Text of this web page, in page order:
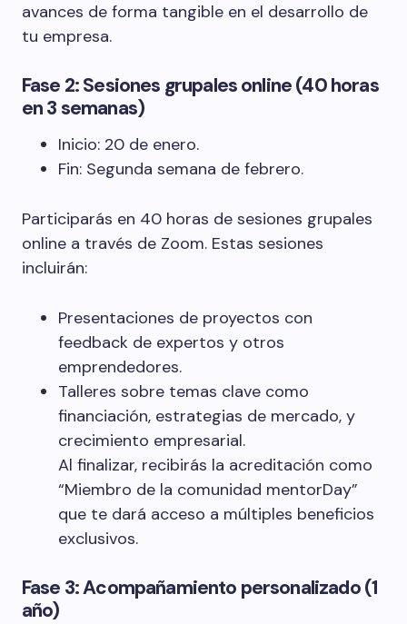
avances de forma tangible en el desarrollo de
tu empresa.
Fase 2: Sesiones grupales online (40 horas
en 3 semanas)
Inicio: 20 de enero.
Fin: Segunda semana de febrero.
Participarás en 40 horas de sesiones grupales
online a través de Zoom. Estas sesiones
incluirán:
Presentaciones de proyectos con
feedback de expertos y otros
emprendedores.
Talleres sobre temas clave como
financiación, estrategias de mercado, y
crecimiento empresarial.
Al finalizar, recibirás la acreditación como
“Miembro de la comunidad mentorDay”
que te dará acceso a múltiples beneficios
exclusivos.
Fase 3: Acompañamiento personalizado (1
año)